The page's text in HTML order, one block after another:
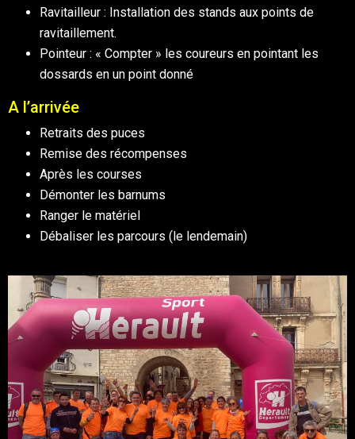
Ravitailleur : Installation des stands aux points de
ravitaillement.
Pointeur : « Compter » les coureurs en pointant les
dossards en un point donné
A l’arrivée
Retraits des puces
Remise des récompenses
Après les courses
Démonter les barnums
Ranger le matériel
Débaliser les parcours (le lendemain)